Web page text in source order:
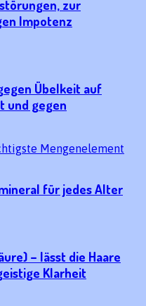
zur
Impotenz
Übelkeit auf
und gegen
für jedes Alter
– lässt die Haare
Klarheit